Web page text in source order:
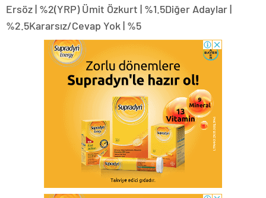
Ersöz | %2(YRP) Ümit Özkurt | %1.5Diğer Adaylar |
%2.5Kararsız/Cevap Yok | %5